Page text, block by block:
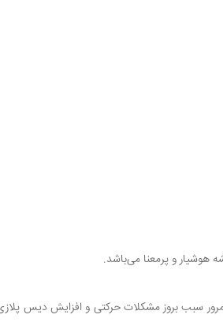
هوشیار و پرمعنا می‌باشد.
سبب بروز مشکلات حرکتی و افزایش دیس